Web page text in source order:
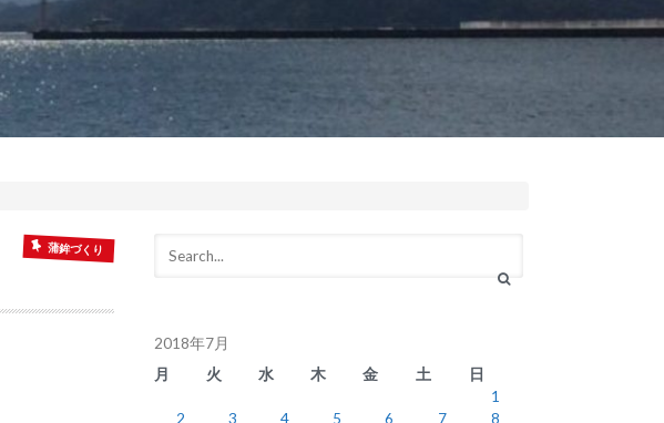
蒲鉾づくり
2018年7月
月
火 水 木 金 土
日
1
2
3 4 5 6 7
8